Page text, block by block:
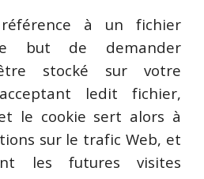
à un fichier
but de demander
stocké sur votre
ledit fichier,
le cookie sert alors à
sur le trafic Web, et
les futures visites